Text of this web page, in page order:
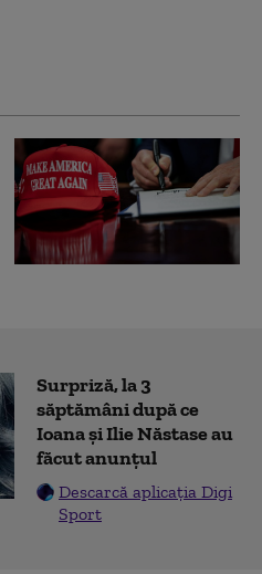
Surpriză, la 3
săptămâni după ce
Ioana și Ilie Năstase au
făcut anunțul
Descarcă aplicația Digi
Sport